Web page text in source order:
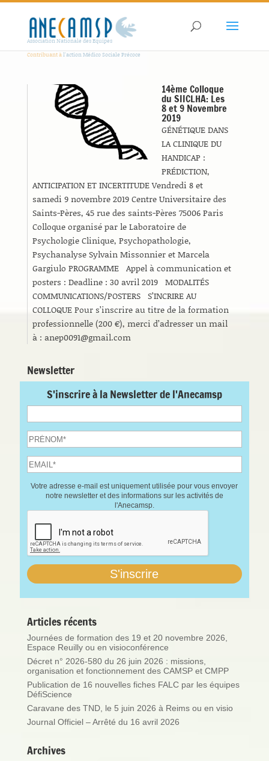
Association Nationale des Equipes
Contribuant àl'action Médico Sociale Précoce
14ème Colloque
du SIICLHA: Les
8 et 9 Novembre
2019
GÉNÉTIQUE DANS
LA CLINIQUE DU
HANDICAP :
PRÉDICTION,
ANTICIPATION ET INCERTITUDE Vendredi 8 et
samedi 9 novembre 2019 Centre Universitaire des
Saints-Pères, 45 rue des saints-Pères 75006 Paris
Colloque organisé par le Laboratoire de
Psychologie Clinique, Psychopathologie,
Psychanalyse Sylvain Missonnier et Marcela
Gargiulo PROGRAMME Appel à communication et
posters : Deadline : 30 avril 2019 MODALITÉS
COMMUNICATIONS/POSTERS S’INCRIRE AU
COLLOQUE Pour s’inscrire au titre de la formation
professionnelle (200 €), merci d’adresser un mail
à : anep0091@gmail.com
Newsletter
S'inscrire à la Newsletter de l'Anecamsp
Votre adresse e-mail est uniquement utilisée pour vous envoyer
notre newsletter et des informations sur les activités de
l'Anecamsp.
Articles récents
Journées de formation des 19 et 20 novembre 2026,
Espace Reuilly ou en visioconférence
Décret n° 2026-580 du 26 juin 2026 : missions,
organisation et fonctionnement des CAMSP et CMPP
Publication de 16 nouvelles fiches FALC par les équipes
DéfiScience
Caravane des TND, le 5 juin 2026 à Reims ou en visio
Journal Officiel – Arrêté du 16 avril 2026
Archives